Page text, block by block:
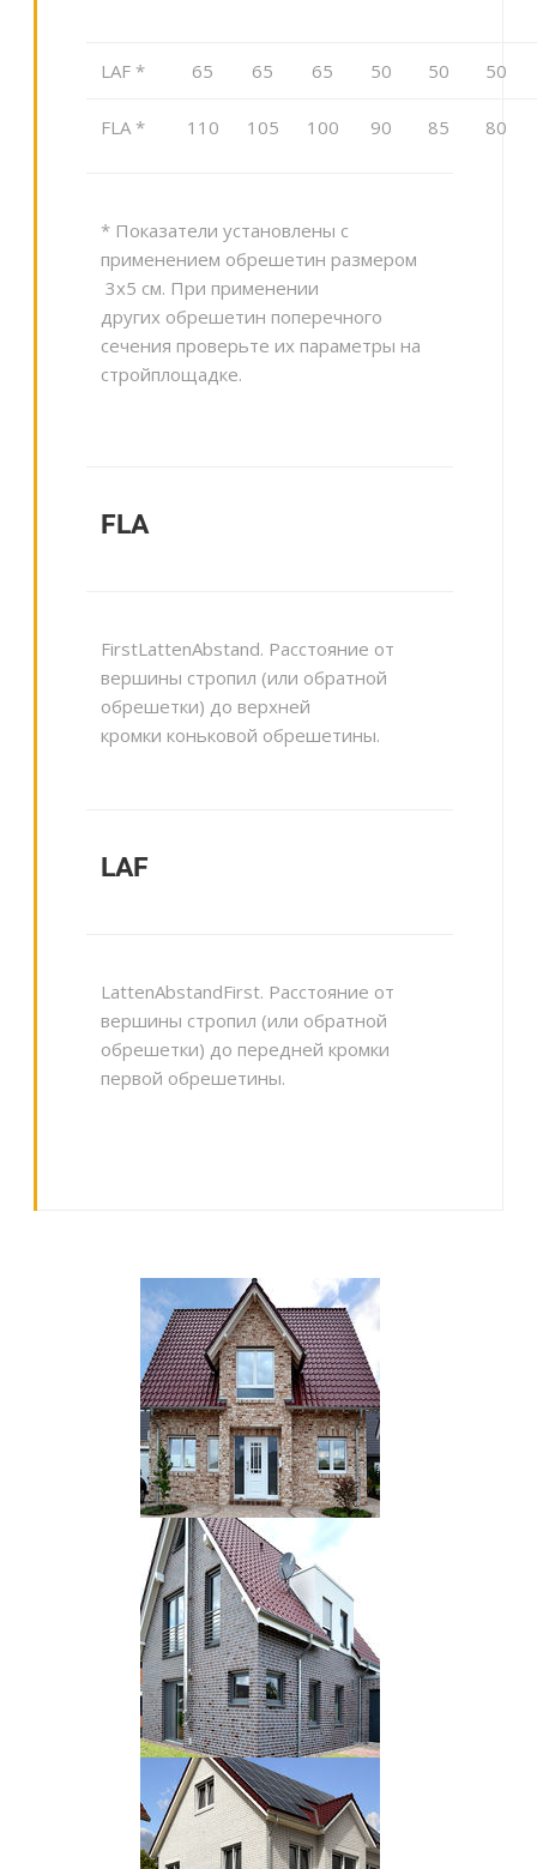
LAF * 65 65 65 50 50 50
FLA * 110 105 100 90 85 80
* Показатели установлены с
применением обрешетин размером
3x5 cм. При применении
других обрешетин поперечного
сечения проверьте их параметры на
стройплощадке.
FLA
FirstLattenAbstand. Расстояние от
вершины стропил (или обратной
обрешетки) до верхней
кромки коньковой обрешетины.
LAF
LattenAbstandFirst. Расстояние от
вершины стропил (или обратной
обрешетки) до передней кромки
первой обрешетины.